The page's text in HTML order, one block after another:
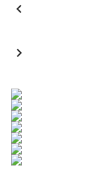

